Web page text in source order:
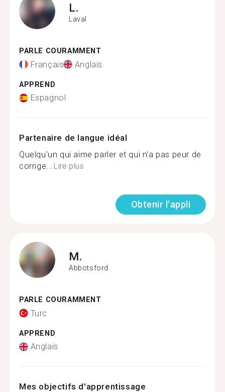
L.
Laval
PARLE COURAMMENT
Français Anglais
APPREND
Espagnol
Partenaire de langue idéal
Quelqu'un qui aime parler et qui n'a pas peur de
corrige...Lire plus
Obtenir l'appli
M.
Abbotsford
PARLE COURAMMENT
Turc
APPREND
Anglais
Mes objectifs d'apprentissage